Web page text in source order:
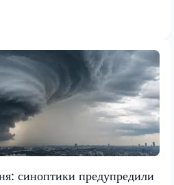
синоптики предупредили